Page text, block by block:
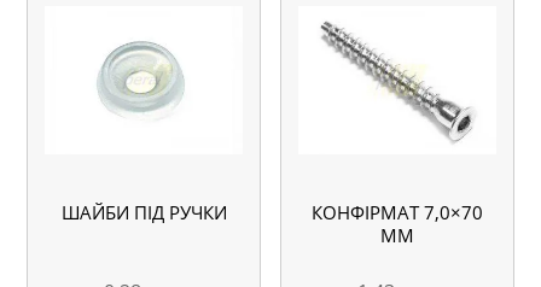
ШАЙБИ ПІД РУЧКИ
КОНФІРМАТ 7,0×70
MM